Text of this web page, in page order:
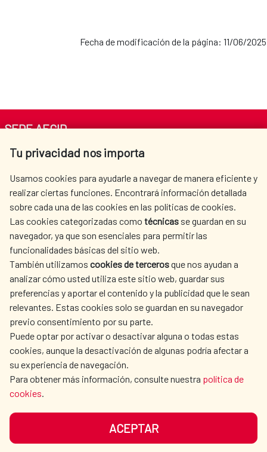
Fecha de modificación de la página: 11/06/2025
Tu privacidad nos importa
Usamos cookies para ayudarle a navegar de manera eficiente y
realizar ciertas funciones. Encontrará información detallada
sobre cada una de las cookies en las políticas de cookies.
Las cookies categorizadas como técnicas se guardan en su
navegador, ya que son esenciales para permitir las
funcionalidades básicas del sitio web.
También utilizamos cookies de tercerosque nos ayudan a
analizar cómo usted utiliza este sitio web, guardar sus
preferencias y aportar el contenido y la publicidad que le sean
relevantes. Estas cookies solo se guardan en su navegador
previo consentimiento por su parte.
Puede optar por activar o desactivar alguna o todas estas
cookies, aunque la desactivación de algunas podría afectar a
su experiencia de navegación.
Para obtener más información, consulte nuestra política de
cookies.
ACEPTAR
SEDE AECID
Av. Reyes Católicos 4 - 28040 Madrid
centro.informacion@aecid.es
LA AECID
DÓNDE COOPERAMOS
ACCIÓN HUMANITARIA
SALA DE PRENSA
CULTURA Y CIENCIA
BIBLIOTECA
NUESTRAS REDES SOCIALES
PROTECCIÓN DE DATOS